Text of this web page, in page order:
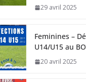
29 avril 2025
Feminines –
U14/U15 au
20 avril 2025